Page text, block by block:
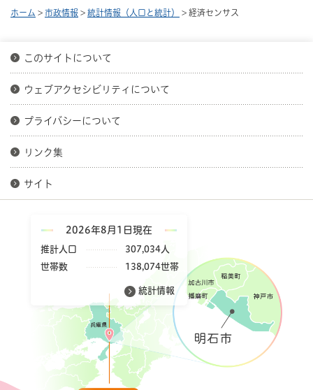
ホーム > 市政情報 > 統計情報（人口と統計） > 経済センサス
このサイトについて
ウェブアクセシビリティについて
プライバシーについて
リンク集
サイト
2026年8月1日現在
推計人口
307,034人
世帯数
138,074世帯
統計情報